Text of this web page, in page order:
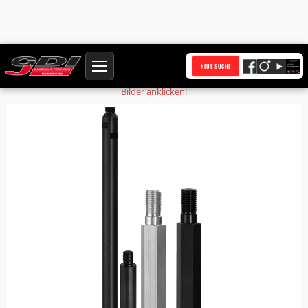
NEUE SUCHE
Startseite Produkte Verlängerung 100 mm 1 1/4 Zoll UNC Stahlausführung
Bilder anklicken!